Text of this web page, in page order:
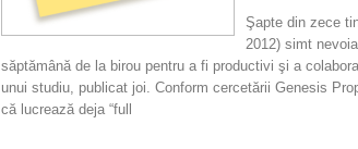
Şapte din zece
2012) simt
săptămână de la birou pentru a fi productivi şi a
unui studiu, publicat joi. Conform cercetării Genesis
că lucrează deja “full